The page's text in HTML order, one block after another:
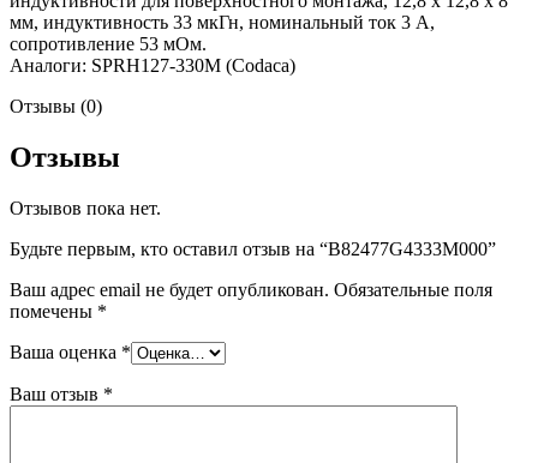
мм, индуктивность 33 мкГн, номинальный ток 3 А,
сопротивление 53 мОм.
Аналоги: SPRH127-330M (Codaca)
Отзывы (0)
Отзывы
Отзывов пока нет.
Будьте первым, кто оставил отзыв на “B82477G4333M000”
Ваш адрес email не будет опубликован. Обязательные поля
помечены *
Ваша оценка *
Ваш отзыв *